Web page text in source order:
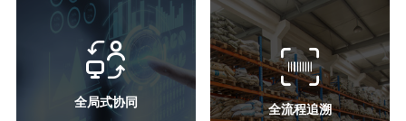
全局式协同
全流程追溯